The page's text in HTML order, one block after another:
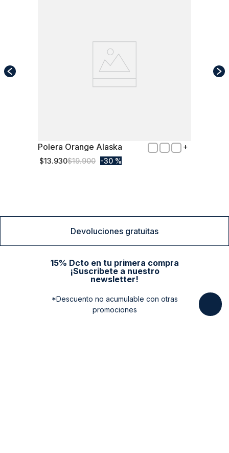
XL
Polera Orange Alaska
$13 930$19.900 30 %
Devoluciones gratuitas
15% Dcto en tu primera compra
¡Suscribete a nuestro
newsletter!
*Descuento no acumulable con otras
promociones